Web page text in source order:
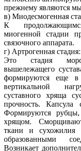
прежнему являются
в) Миодесмогенная
К
миогенной стадии
связочного аппарата.
г) Артрогенная стадия:
Это стадия
вышележащего
формируются еще в
вертикальной
суставного хряща
прочность. Капсула
Формируются
хрящом.
ткани и сухожилия
образованными
Возникает